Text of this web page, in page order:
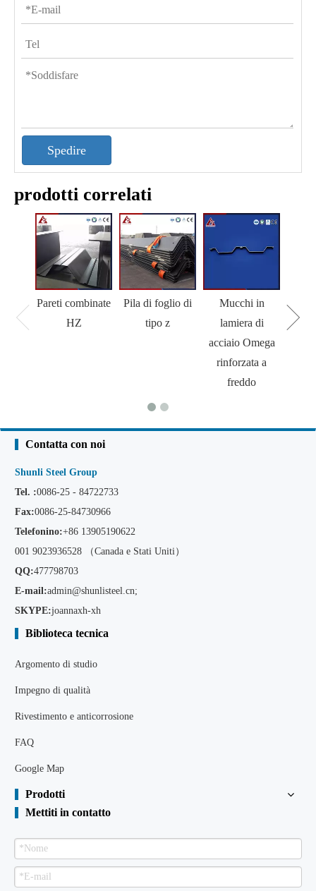
Spedire
prodotti correlati
Pareti combinate
HZ
Pila di foglio di
tipo z
Mucchi in
lamiera di
acciaio Omega
rinforzata a
freddo
Contatta con noi
Shunli Steel Group
Tel. :0086-25 - 84722733
Fax:0086-25-84730966
Telefonino:+86 13905190622
001 9023936528 （Canada e Stati Uniti）
QQ:477798703
E-mail:admin@shunlisteel.cn;
SKYPE:joannaxh-xh
Biblioteca tecnica
Argomento di studio
Impegno di qualità
Rivestimento e anticorrosione
FAQ
Google Map
Prodotti
Mettiti in contatto